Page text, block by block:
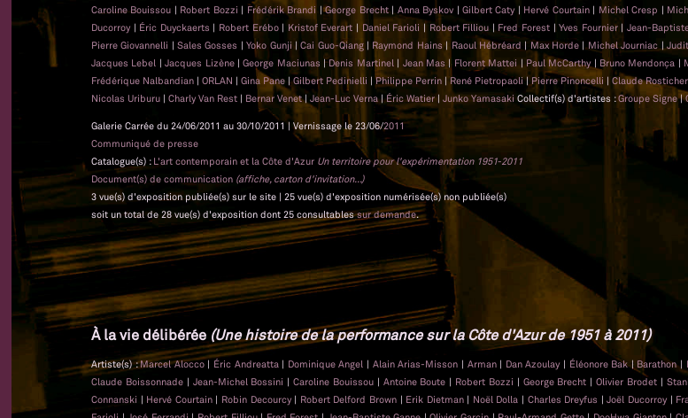
Caroline Bouissou | Robert Bozzi | Frédérik Brandi |George Brecht | Anna Byskov |Gilbert Caty | Hervé Courtain | Michel Cresp |
Ducorroy | Éric Duyckaerts | Robert Erébo | Kristof Everart | Daniel Farioli | Robert Filliou | Fred Forest |Yves Fournier |Jean-
Pierre Giovannelli |Sales Gosses |Yoko Gunji |Cai Guo-Qiang | Raymond Hains| Raoul Hébréard | Max Horde |Michel Journiac |
Jacques Lebel |Jacques Lizène |George Maciunas |Denis Martinel | Jean Mas | Florent Mattei | Paul McCarthy | Bruno Mendonça |
Frédérique Nalbandian | ORLAN | Gina Pane |Gilbert Pedinielli |Philippe Perrin |René Pietropaoli|Pierre Pinoncelli | Claude Rosticher
Nicolas Uriburu | Charly Van Rest | Bernar Venet| Jean-Luc Verna|Éric Watier | Junko Yamasaki Collectif(s) d'artistes :Groupe Signe|
Galerie Carrée du 24/06/2011 au 30/10/2011 | Vernissage le 23/06/2011
Communiqué de presse
Catalogue(s) : L'art contemporain et la Côte d'Azur Un territoire pour l'expérimentation 1951-2011
Document(s) de communication (affiche, carton d'invitation...)
3 vue(s) d'exposition publiée(s) sur le site | 25 vue(s) d'exposition numérisée(s) non publiée(s)
soit un total de 28 vue(s) d'exposition dont 25 consultablessur demande.
À la vie délibérée (Une histoire de la performance sur la Côte d'Azur de 1951 à 2011)
Artiste(s) :Marcel Alocco | Éric Andreatta | Dominique Angel | Alain Arias-Misson | Arman | Dan Azoulay | Éléonore Bak | Barathon|
Claude Boissonnade | Jean-Michel Bossini |Caroline Bouissou | Antoine Boute | Robert Bozzi | George Brecht |Olivier Brodet |
Connanski | Hervé Courtain | Robin Decourcy | Robert Delford Brown | Erik Dietman | Noël Dolla | Charles Dreyfus |Joël Ducorroy |